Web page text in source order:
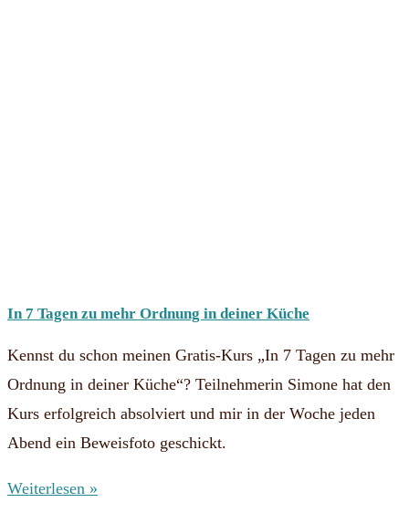
In 7 Tagen zu mehr Ordnung in deiner Küche
Kennst du schon meinen Gratis-Kurs „In 7 Tagen zu mehr
Ordnung in deiner Küche“? Teilnehmerin Simone hat den
Kurs erfolgreich absolviert und mir in der Woche jeden
Abend ein Beweisfoto geschickt.
Weiterlesen »